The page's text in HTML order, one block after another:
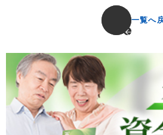
一覧へ